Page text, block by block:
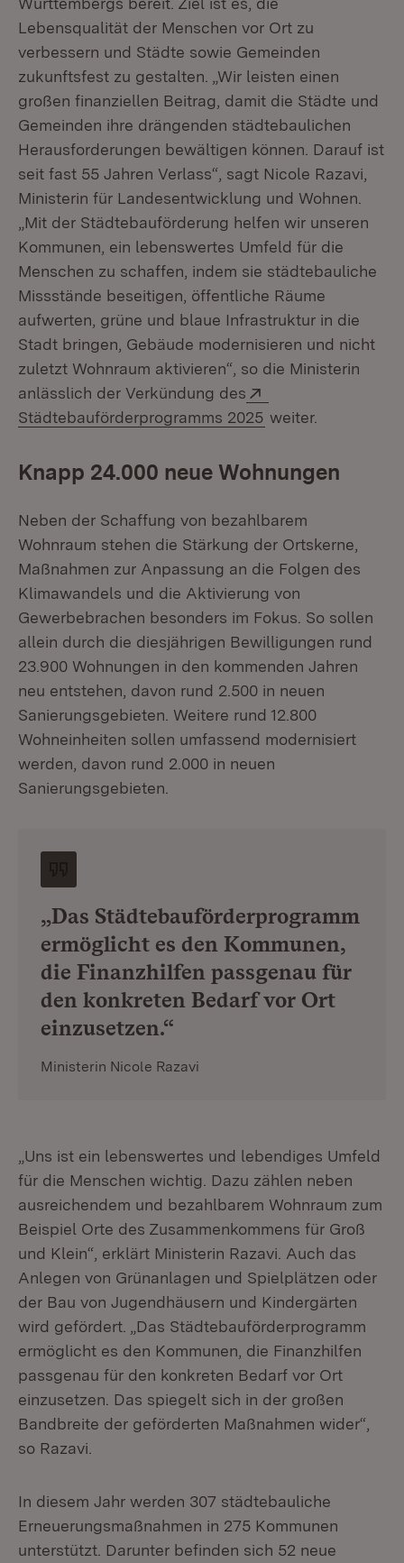
Lebensqualität der Menschen vor Ort zu
verbessern und Städte sowie Gemeinden
zukunftsfest zu gestalten. „Wir leisten einen
großen finanziellen Beitrag, damit die Städte und
Gemeinden ihre drängenden städtebaulichen
Herausforderungen bewältigen können. Darauf ist
seit fast 55 Jahren Verlass“, sagt Nicole Razavi,
Ministerin für Landesentwicklung und Wohnen.
„Mit der Städtebauförderung helfen wir unseren
Kommunen, ein lebenswertes Umfeld für die
Menschen zu schaffen, indem sie städtebauliche
Missstände beseitigen, öffentliche Räume
aufwerten, grüne und blaue Infrastruktur in die
Stadt bringen, Gebäude modernisieren und nicht
zuletzt Wohnraum aktivieren“, so die Ministerin
anlässlich der Verkündung des
Städtebauförderprogramms 2025 (Öffnet in neuem
weiter.
Knapp 24.000 neue Wohnungen
Neben der Schaffung von bezahlbarem
Wohnraum stehen die Stärkung der Ortskerne,
Maßnahmen zur Anpassung an die Folgen des
Klimawandels und die Aktivierung von
Gewerbebrachen besonders im Fokus. So sollen
allein durch die diesjährigen Bewilligungen rund
23.900 Wohnungen in den kommenden Jahren
neu entstehen, davon rund 2.500 in neuen
Sanierungsgebieten. Weitere rund 12.800
Wohneinheiten sollen umfassend modernisiert
werden, davon rund 2.000 in neuen
Sanierungsgebieten.
„Das Städtebauförderprogramm
ermöglicht es den Kommunen,
die Finanzhilfen passgenau für
den konkreten Bedarf vor Ort
einzusetzen.“
Ministerin Nicole Razavi
„Uns ist ein lebenswertes und lebendiges Umfeld
für die Menschen wichtig. Dazu zählen neben
ausreichendem und bezahlbarem Wohnraum zum
Beispiel Orte des Zusammenkommens für Groß
und Klein“, erklärt Ministerin Razavi. Auch das
Anlegen von Grünanlagen und Spielplätzen oder
der Bau von Jugendhäusern und Kindergärten
wird gefördert. „Das Städtebauförderprogramm
ermöglicht es den Kommunen, die Finanzhilfen
passgenau für den konkreten Bedarf vor Ort
einzusetzen. Das spiegelt sich in der großen
Bandbreite der geförderten Maßnahmen wider“,
so Razavi.
In diesem Jahr werden 307 städtebauliche
Erneuerungsmaßnahmen in 275 Kommunen
unterstützt. Darunter befinden sich 52 neue